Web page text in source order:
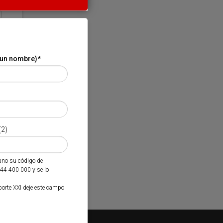
nombre)*
su código de
400 000 y se lo
XXI deje este campo